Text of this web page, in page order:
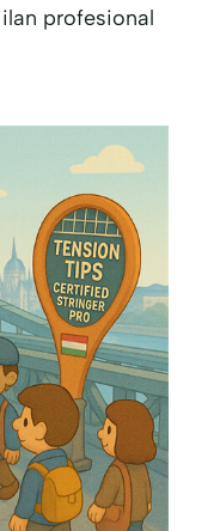
profesional